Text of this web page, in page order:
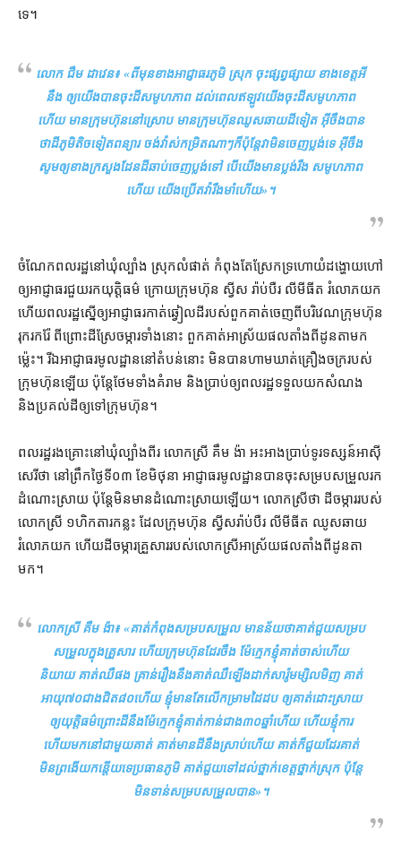
ទេ។
លោក ជឹម ដាវេន៖ «ពីមុន​ខាង​អាជ្ញាធរ​ភូមិ ស្រុក ចុះ​ផ្សព្វផ្សាយ ខាង​ខេត្ត​អី​
នឹង ឲ្យ​យើង​បាន​ចុះដី​សមូហភាព ដល់ពេល​ឥទ្បូវ​យើង​ចុះដី​សមូហភាព​
ហើយ មាន​ក្រុមហ៊ុន​នៅ​ស្រោប មាន​ក្រុមហ៊ុន​ឈូស​ឆាយដី​ទៀត អ៊ីចឹង​បាន​
ថា​ដី​ភូមិ​តិច​ទៀត​ពន្យារ ចង់​វ៉ាស់​កម្រិត​ណាៗ​ក៏ប៉ុន្តែ​វា​មិន​ចេញ​ប្លង់​ទេ អ៊ីចឹង​
សូម​ឲ្យ​ខាង​ក្រសួង​ដែនដី​ឆាប់​ចេញ​ប្លង់​ទៅ បើ​យើង​មាន​ប្លង់​រឹង សមូហភាព
ហើយ យើង​ប្រើ​តវ៉ា​រឹងមាំ​ហើយ»។
ចំណែក​ពលរដ្ឋ​នៅ​ឃុំ​ល្បាំង ស្រុក​លំផាត់ កំពុងតែ​ស្រែក​ទ្រហោយំ​ដង្ហោយហៅ​
ឲ្យ​អាជ្ញាធរ​ជួយ​រក​យុត្តិធម៌ ក្រោយ​ក្រុមហ៊ុន ស្វីស រ៉ាប់បឺរ លីមីធី​ត រំលោភ​យក
ហើយ​ពលរដ្ឋ​ស្នើ​ឲ្យ​អាជ្ញាធរ​កាត់​ឆ្វៀល​ដី​របស់​ពួកគាត់​ចេញពី​បរិវេណ​ក្រុមហ៊ុន​
រុករក​រ៉ែ ពីព្រោះ​ដីស្រែ​ចម្ការ​ទាំងនោះ ពួកគាត់​អាស្រ័យ​ផល​តាំងពី​ដូនតា​មក​
ម្ល៉េះ​។ រីឯ​អាជ្ញាធរ​មូលដ្ឋាន​នៅ​តំបន់​នោះ មិនបាន​ហាមឃាត់​គ្រឿងចក្រ​របស់​
ក្រុមហ៊ុន​ឡើយ ប៉ុន្តែ​ថែមទាំង​គំរាម និង​ប្រាប់​ឲ្យ​ពលរដ្ឋ​ទទួលយក​សំណង
និង​ប្រគល់​ដី​ឲ្យ​ទៅ​ក្រុមហ៊ុន។
ពលរដ្ឋ​រងគ្រោះ​នៅ​ឃុំ​ល្បាំងពីរ លោកស្រី គឹម ង៉ា អះអាង​ប្រាប់​ទូរទស្សន៍​អាស៊ី
សេរី​ថា នៅ​ព្រឹក​ថ្ងៃទី​០៣ ខែមិថុនា អាជ្ញាធរ​មូលដ្ឋាន​បាន​ចុះ​សម្របសម្រួល​រក​
ដំណោះស្រាយ ប៉ុន្តែ​មិន​មាន​ដំណោះស្រាយ​ឡើយ​។ លោកស្រី​ថា ដីចម្ការ​របស់​
លោក​ស្រី ១​ហិកតារ​កន្លះ ដែល​ក្រុមហ៊ុន ស្វីស​រ៉ាប់បឺរ លីមីធី​ត ឈូស​ឆាយ​
រំលោភ​យក ហើយ​ដីចម្ការ​គ្រួសារ​របស់​លោក​ស្រី​អាស្រ័យ​ផល​តាំងពី​ដូនតា​
មក។
លោកស្រី គឹម ង៉ា៖ «គាត់​កំពុង​សម្របសម្រួល មានន័យថា​គាត់​ជួយ​សម្រប
សម្រួល​ក្នុង​គ្រួសារ ហើយ​ក្រុមហ៊ុន​ដែរ​ចឹង ម៉ែ​ក្មេក​ខ្ញុំ​គាត់​ចាស់​ហើយ​
និយាយ គាត់​ឈឺ​ផង គ្រាន់​រឿង​នឹង​គាត់​ឈឺ​ទ្បើង​ដាក់​សា​រ៉ូម​ម្សិលមិញ គាត់​
អាយុ​៧០​ជាង​ជិត​៨០​ហើយ ខ្ញុំ​មានតែ​លើក​ម្រាមដៃ​ដប ឲ្យ​គាត់​ដោះស្រាយ​
ឲ្យ​យុត្តិធម៌​ព្រោះ​ដី​នឹង​ម៉ែក្មេក​ខ្ញុំ​គាត់​កាន់​ជាង​៣០​ឆ្នាំ​ហើយ ហើយ​ខ្ញុំ​ការ​
ហើយ​មក​នៅ​ជាមួយ​គាត់ គាត់​មាន​ដី​នឹង​ស្រាប់​ហើយ គាត់​ក៏​ជួយ​ដែរ​គាត់​
មិន​ព្រងើយកន្តើយ​ទេ​ប្រធាន​ភូមិ គាត់​ជួយ​ទៅដល់​ថ្នាក់​ខេត្ត​ថ្នាក់​ស្រុក ប៉ុន្តែ​
មិនទាន់​សម្របសម្រួល​បាន»។